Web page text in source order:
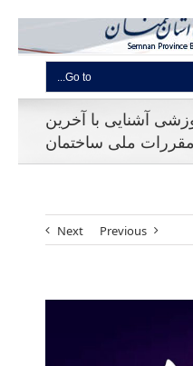
Go to...
آشنایی با آخرین
Previous
Next